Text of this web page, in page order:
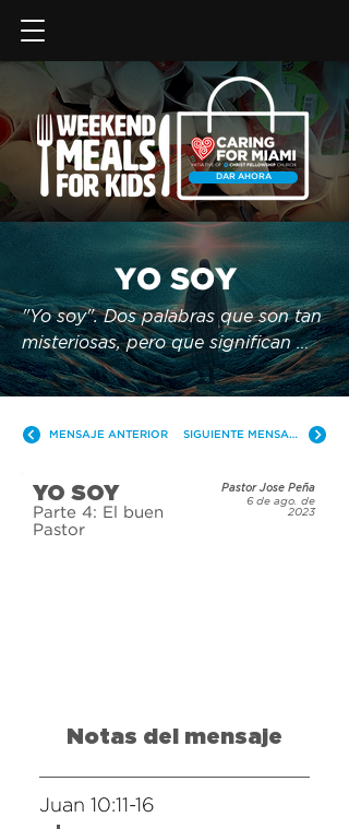
DAR AHORA
YO SOY
"Yo soy". Dos palabras que son tan
misteriosas, pero que significan
mucho. ¿Por qué Dios se nombra a
sí mismo con estas palabras? En
Jesús revela las necesidades
cómo Él satisface cada una de
ellas. Únete a nosotros mientras
MENSAJE ANTERIOR SIGUIENTE MENSAJE
YO SOY
Parte 4: El buen
Pastor
Pastor Jose Peña
6 de ago. de
2023
Notas del mensaje
Juan 10:11-16